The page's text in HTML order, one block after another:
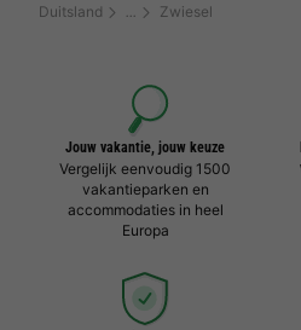
Duitsland Zwiesel
Jouw vakantie, jouw keuze
Vergelijk eenvoudig 1500
vakantieparken en
accommodaties in heel
Europa